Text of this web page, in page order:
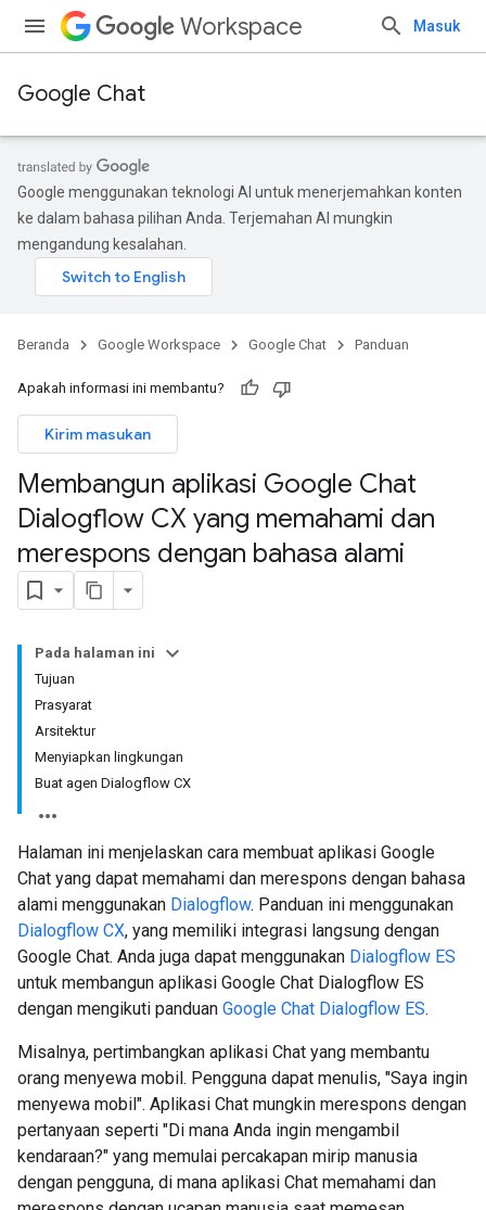
Workspace Masuk
Google Chat
Google menggunakan teknologi AI untuk menerjemahkan konten
ke dalam bahasa pilihan Anda. Terjemahan AI mungkin
mengandung kesalahan.
Beranda Google Workspace Google Chat Panduan
Apakah informasi ini membantu?
Kirim masukan
Membangun aplikasi Google Chat
Dialogflow CX yang memahami dan
merespons dengan bahasa alami
Pada halaman ini
Tujuan
Prasyarat
Arsitektur
Menyiapkan lingkungan
Buat agen Dialogflow CX
Halaman ini menjelaskan cara membuat aplikasi Google
Chat yang dapat memahami dan merespons dengan bahasa
alami menggunakan Dialogflow. Panduan ini menggunakan
Dialogflow CX, yang memiliki integrasi langsung dengan
Google Chat. Anda juga dapat menggunakan Dialogflow ES
untuk membangun aplikasi Google Chat Dialogflow ES
dengan mengikuti panduan Google Chat Dialogflow ES.
Misalnya, pertimbangkan aplikasi Chat yang membantu
orang menyewa mobil. Pengguna dapat menulis, "Saya ingin
menyewa mobil". Aplikasi Chat mungkin merespons dengan
pertanyaan seperti "Di mana Anda ingin mengambil
kendaraan?" yang memulai percakapan mirip manusia
dengan pengguna, di mana aplikasi Chat memahami dan